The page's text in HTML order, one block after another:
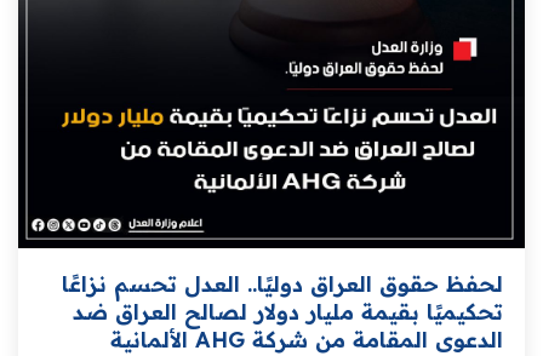
لحفظ حقوق العراق دوليًا.. العدل تحسم نزاعًا
تحكيميًا بقيمة مليار دولار لصالح العراق ضد
الدعوى المقامة من شركة AHG الألمانية